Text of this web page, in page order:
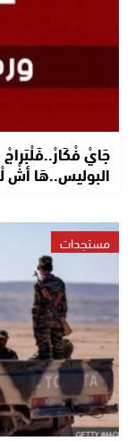
جَايْ
البوليس..هَا أشْ
مستجدات